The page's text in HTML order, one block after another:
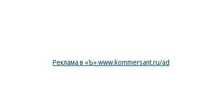
Реклама в «Ъ» www.kommersant.ru/ad